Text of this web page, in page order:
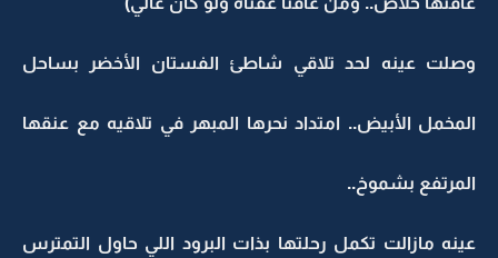
وصلت عينه لحد تلاقي شاطئ الفستان الأخضر بساحل
المخمل الأبيض.. امتداد نحرها المبهر في تلاقيه مع عنقها
المرتفع بشموخ..
عينه مازالت تكمل رحلتها بذات البرود اللي حاول التمترس